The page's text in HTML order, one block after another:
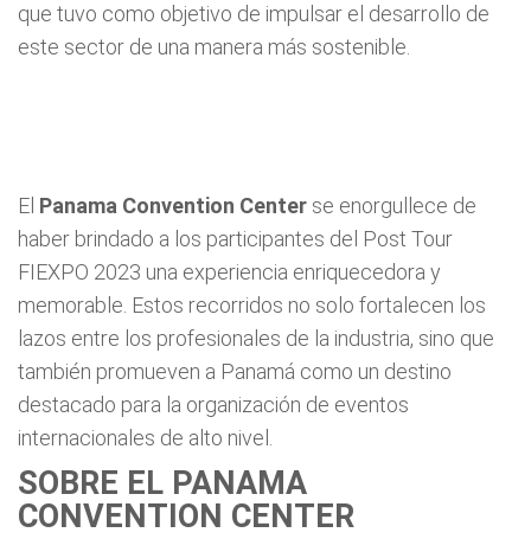
que tuvo como objetivo de impulsar el desarrollo de
este sector de una manera más sostenible.
El Panama Convention Center se enorgullece de
haber brindado a los participantes del Post Tour
FIEXPO 2023 una experiencia enriquecedora y
memorable. Estos recorridos no solo fortalecen los
lazos entre los profesionales de la industria, sino que
también promueven a Panamá como un destino
destacado para la organización de eventos
internacionales de alto nivel.
SOBRE EL PANAMA
CONVENTION CENTER